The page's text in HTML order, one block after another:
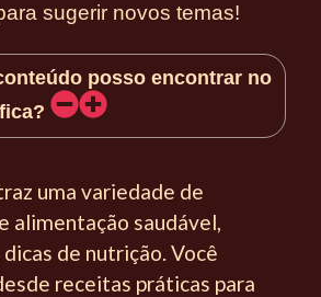
sugerir novos temas!
posso encontrar no
uma variedade de
alimentação saudável,
de nutrição. Você
receitas práticas para